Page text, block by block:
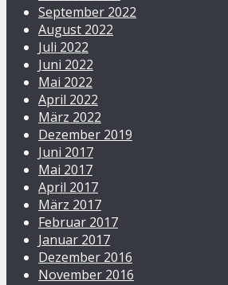
September 2022
August 2022
Juli 2022
Juni 2022
Mai 2022
April 2022
März 2022
Dezember 2019
Juni 2017
Mai 2017
April 2017
März 2017
Februar 2017
Januar 2017
Dezember 2016
November 2016